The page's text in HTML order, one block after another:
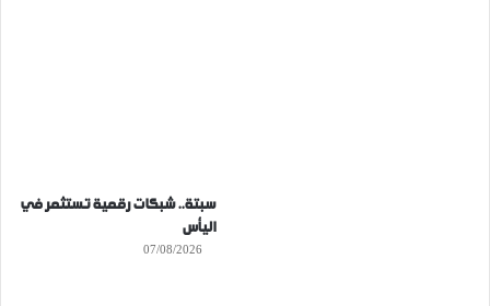
سبتة.. شبكات رقمية تستثمر في
اليأس
07/08/2026